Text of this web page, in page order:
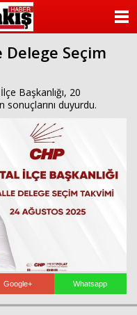
Seçim
Başkanlığı, 20
duyurdu.
Google+ Whatsapp
KATEGORİLER
FOTO GALERİ